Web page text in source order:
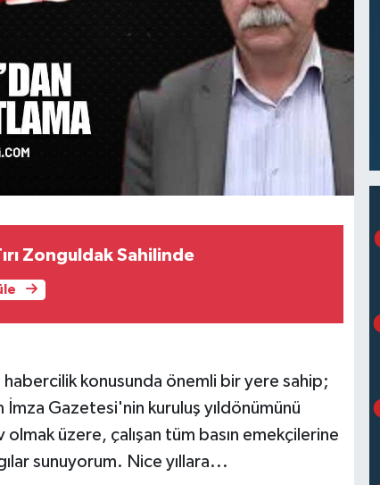
Zonguldak Sahilinde
konusunda önemli bir yere sahip;
İmza Gazetesi'nin kuruluş yıldönümünü
üzere, çalışan tüm basın emekçilerine
sunuyorum. Nice yıllara...